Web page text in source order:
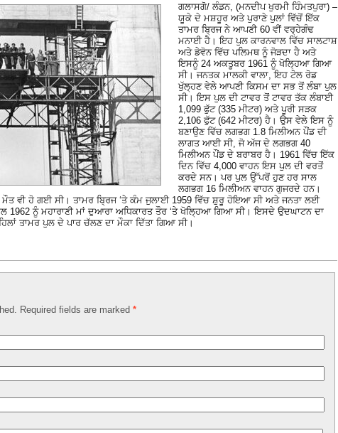
ਗਲਾਸਗੋ/ ਲੰਡਨ, (ਮਨਦੀਪ ਖੁਰਮੀ ਹਿੰਮਤਪੁਰਾ) –
ਯੂਕੇ ਦੇ ਮਸ਼ਹੂਰ ਅਤੇ ਪੁਰਾਣੇ ਪੁਲਾਂ ਵਿੱਚੋਂ ਇੱਕ
ਤਾਮਰ ਬ੍ਰਿਜ ਨੇ ਆਪਣੀ 60 ਵੀਂ ਵਰ੍ਹੇਗੰਢ
ਮਨਾਈ ਹੈ। ਇਹ ਪੁਲ ਕਾਰਨਵਾਲ ਵਿੱਚ ਸਾਲਟਾਸ਼
ਅਤੇ ਡੇਵੋਨ ਵਿੱਚ ਪਲਿਮਥ ਨੂੰ ਜੋੜਦਾ ਹੈ ਅਤੇ
ਇਸਨੂੰ 24 ਅਕਤੂਬਰ 1961 ਨੂੰ ਖੋਲ੍ਹਿਆ ਗਿਆ
ਸੀ। ਜਨਤਕ ਮਾਲਕੀ ਵਾਲਾ, ਇਹ ਟੋਲ ਰੋਡ
ਖੁੱਲ੍ਹਣ ਵੇਲੇ ਆਪਣੀ ਕਿਸਮ ਦਾ ਸਭ ਤੋਂ ਲੰਬਾ ਪੁਲ
ਸੀ। ਇਸ ਪੁਲ ਦੀ ਟਾਵਰ ਤੋਂ ਟਾਵਰ ਤੱਕ ਲੰਬਾਈ
1,099 ਫੁੱਟ (335 ਮੀਟਰ) ਅਤੇ ਪੂਰੀ ਸੜਕ
2,106 ਫੁੱਟ (642 ਮੀਟਰ) ਹੈ। ਉਸ ਵੇਲੇ ਇਸ ਨੂੰ
ਬਣਾਉਣ ਵਿੱਚ ਲਗਭਗ 1.8 ਮਿਲੀਅਨ ਪੌਂਡ ਦੀ
ਲਾਗਤ ਆਈ ਸੀ, ਜੋ ਅੱਜ ਦੇ ਲਗਭਗ 40
ਮਿਲੀਅਨ ਪੌਂਡ ਦੇ ਬਰਾਬਰ ਹੈ। 1961 ਵਿੱਚ ਇੱਕ
ਦਿਨ ਵਿੱਚ 4,000 ਵਾਹਨ ਇਸ ਪੁਲ ਦੀ ਵਰਤੋਂ
ਕਰਦੇ ਸਨ। ਪਰ ਪੁਲ ਉੱਪਰੋਂ ਹੁਣ ਹਰ ਸਾਲ
ਲਗਭਗ 16 ਮਿਲੀਅਨ ਵਾਹਨ ਗੁਜਰਦੇ ਹਨ।
ਵੀ ਹੋ ਗਈ ਸੀ। ਤਾਮਰ ਬ੍ਰਿਜ ‘ਤੇ ਕੰਮ ਜੁਲਾਈ 1959 ਵਿੱਚ ਸ਼ੁਰੂ ਹੋਇਆ ਸੀ ਅਤੇ ਜਨਤਾ ਲਈ
ਨੂੰ ਮਹਾਰਾਣੀ ਮਾਂ ਦੁਆਰਾ ਅਧਿਕਾਰਤ ਤੌਰ ‘ਤੇ ਖੋਲ੍ਹਿਆ ਗਿਆ ਸੀ। ਇਸਦੇ ਉਦਘਾਟਨ ਦਾ
ਤਾਮਰ ਪੁਲ ਦੇ ਪਾਰ ਚੱਲਣ ਦਾ ਮੌਕਾ ਦਿੱਤਾ ਗਿਆ ਸੀ।
Required fields are marked *